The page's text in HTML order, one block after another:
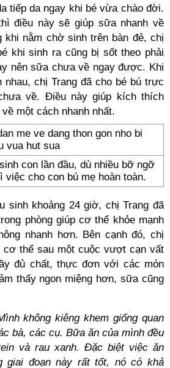
tiếp da ngay khi bé vừa chào đời.
điều này sẽ giúp sữa nhanh về
khi nằm chờ sinh trên bàn đẻ, chị
khi sinh ra cũng bị sốt theo phải
nên sữa chưa về ngay được. Khi
nhau, chị Trang đã cho bé bú trực
về. Điều này giúp kích thích
một cách nhanh nhất.
con lần đầu, dù nhiều bỡ ngỡ
việc cho con bú mẹ hoàn toàn.
sinh khoảng 24 giờ, chị Trang đã
phòng giúp cơ thể khỏe mạnh
nhanh hơn. Bên cạnh đó, chị
cơ thể sau một cuộc vượt cạn vất
đủ chất, thực đơn với các món
thấy ngon miệng hơn, sữa cũng
không kiêng khem giống quan
bà, các cụ. Bữa ăn của mình đều
và rau xanh. Đặc biệt việc ăn
giai đoạn này rất tốt, nó có khả